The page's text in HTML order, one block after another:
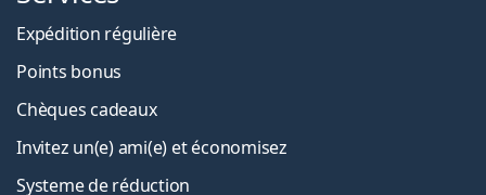
Expédition régulière
Points bonus
Chèques cadeaux
Invitez un(e) ami(e) et économisez
Systeme de réduction